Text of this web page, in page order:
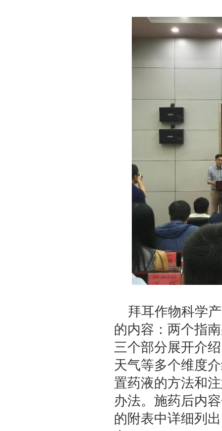
拜耳作物科学
的内容：两个指
三个部分展开介
天气等多个维度
置药液的方法和
办法。施药后内
的附表中详细列